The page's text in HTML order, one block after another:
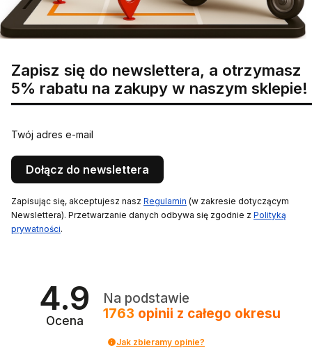
Zapisz się do newslettera, a otrzymasz
5% rabatu na zakupy w naszym sklepie!
Twój adres e-mail
Dołącz do newslettera
Zapisując się, akceptujesz nasz Regulamin (w zakresie dotyczącym
Newslettera). Przetwarzanie danych odbywa się zgodnie z Polityką
prywatności.
4.9
Ocena
Na podstawie
1763 opinii z całego okresu
Jak zbieramy opinie?